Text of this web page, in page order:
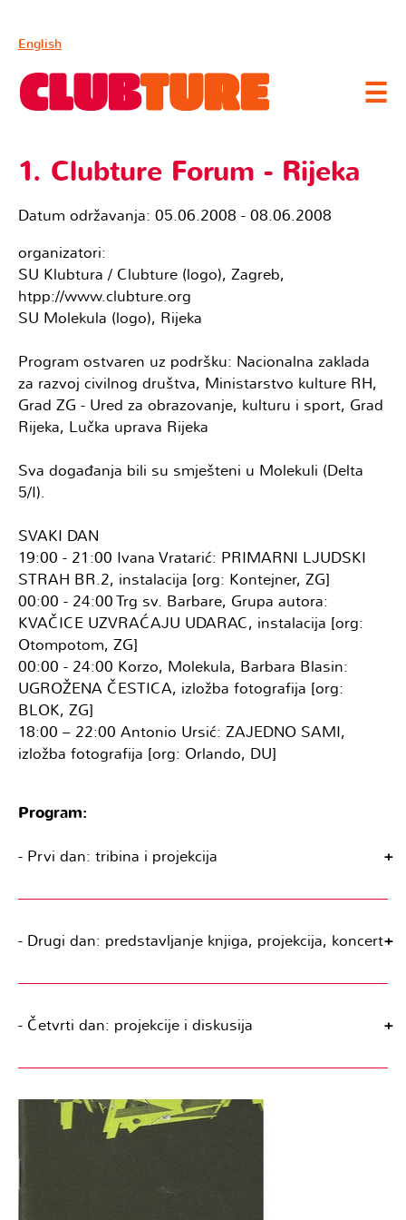
English
☰
1. Clubture Forum - Rijeka
Datum održavanja: 05.06.2008 - 08.06.2008
organizatori:
SU Klubtura / Clubture (logo), Zagreb,
htpp://www.clubture.org
SU Molekula (logo), Rijeka
Program ostvaren uz podršku: Nacionalna zaklada
za razvoj civilnog društva, Ministarstvo kulture RH,
Grad ZG - Ured za obrazovanje, kulturu i sport, Grad
Rijeka, Lučka uprava Rijeka
Sva događanja bili su smješteni u Molekuli (Delta
5/I).
SVAKI DAN
19:00 - 21:00 Ivana Vratarić: PRIMARNI LJUDSKI
STRAH BR.2, instalacija [org: Kontejner, ZG]
00:00 - 24:00 Trg sv. Barbare, Grupa autora:
KVAČICE UZVRAĆAJU UDARAC, instalacija [org:
Otompotom, ZG]
00:00 - 24:00 Korzo, Molekula, Barbara Blasin:
UGROŽENA ČESTICA, izložba fotografija [org:
BLOK, ZG]
18:00 – 22:00 Antonio Ursić: ZAJEDNO SAMI,
izložba fotografija [org: Orlando, DU]
Program:
+
- Prvi dan: tribina i projekcija
+
- Drugi dan: predstavljanje knjiga, projekcija, koncert
+
- Četvrti dan: projekcije i diskusija